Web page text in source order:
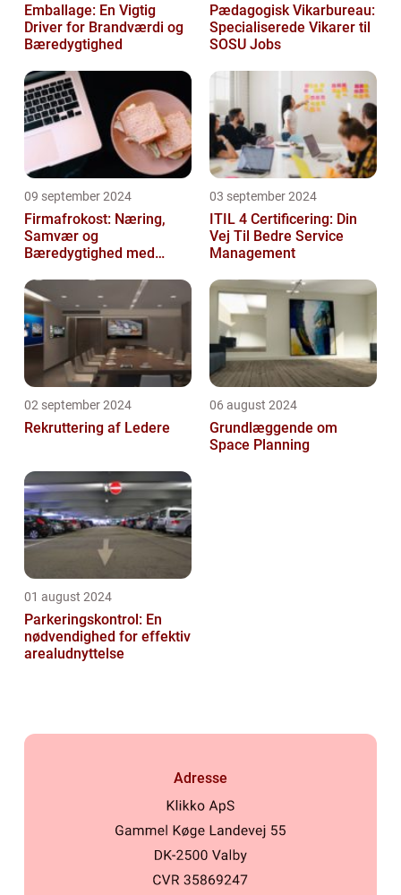
Emballage: En Vigtig
Driver for Brandværdi og
Bæredygtighed
Pædagogisk Vikarbureau:
Specialiserede Vikarer til
SOSU Jobs
09 september 2024
Firmafrokost: Næring,
Samvær og
Bæredygtighed med
03 september 2024
ITIL 4 Certificering: Din
Vej Til Bedre Service
Management
02 september 2024
Rekruttering af Ledere
06 august 2024
Grundlæggende om
Space Planning
01 august 2024
Parkeringskontrol: En
nødvendighed for effektiv
arealudnyttelse
Adresse